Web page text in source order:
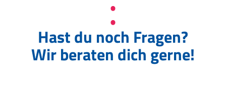
Hast du noch Fragen?
Wir beraten dich gerne!